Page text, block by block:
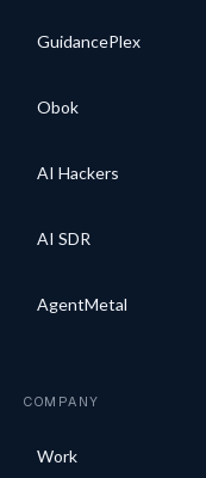
GuidancePlex
Obok
AI Hackers
AI SDR
AgentMetal
COMPANY
Work